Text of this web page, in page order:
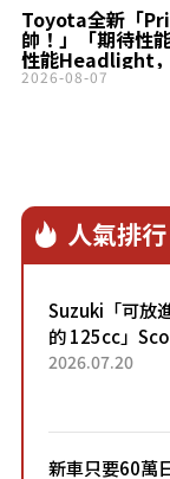
Toyota全新「
帥！」「期待性
性能Headlight，
2026-08-07
人氣排行
Suzuki「可放
的 125cc」
目！採用全新
2026.07.20
新車只要60萬